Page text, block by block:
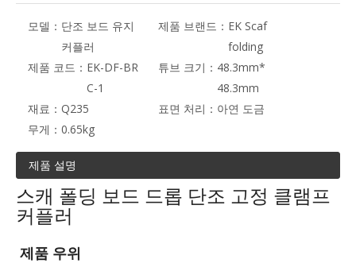
모델： 단조 보드 유지
커플러
제품 브랜드： EK Scaf
folding
제품 코드： EK-DF-BR
C-1
튜브 크기： 48.3mm*
48.3mm
재료： Q235 표면 처리： 아연 도금
무게： 0.65kg
제품 설명
스캐 폴딩 보드 드롭 단조 고정 클램프
커플러
제품 우위